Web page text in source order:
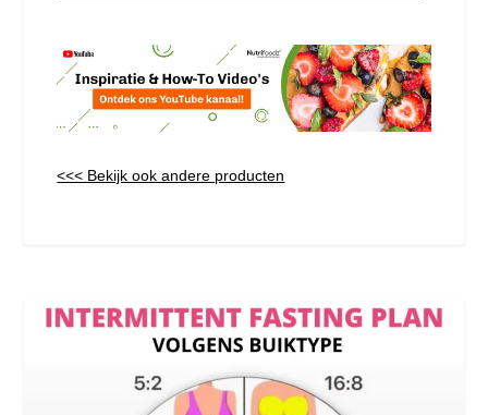
<<< Bekijk ook andere producten